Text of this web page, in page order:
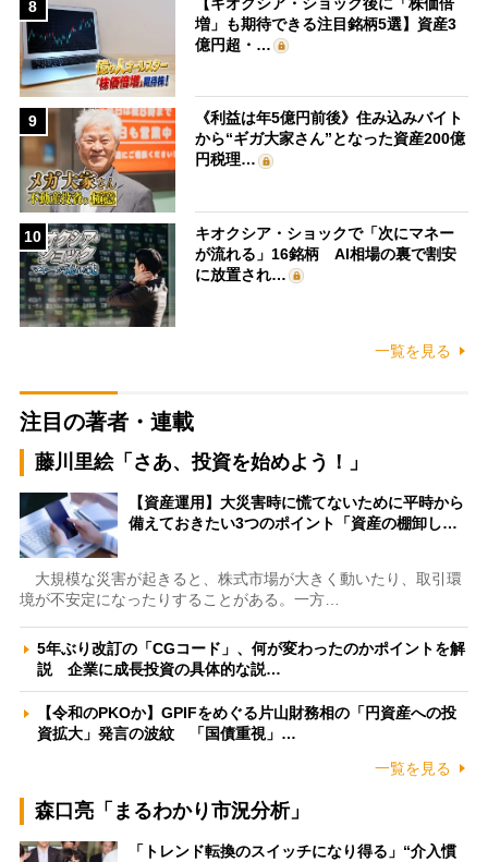
8
増」も期待できる注目銘柄5選】資産3
億円超・…
9
《利益は年5億円前後》住み込みバイト
から“ギガ大家さん”となった資産200億
円税理…
10
キオクシア・ショックで「次にマネー
が流れる」16銘柄 AI相場の裏で割安
に放置され…
一覧を見る
注目の著者・連載
藤川里絵「さあ、投資を始めよう！」
【資産運用】大災害時に慌てないために平時から
備えておきたい3つのポイント「資産の棚卸し…
大規模な災害が起きると、株式市場が大きく動いたり、取引環
境が不安定になったりすることがある。一方…
5年ぶり改訂の「CGコード」、何が変わったのかポイントを解
説 企業に成長投資の具体的な説…
【令和のPKOか】GPIFをめぐる片山財務相の「円資産への投
資拡大」発言の波紋 「国債重視」…
一覧を見る
森口亮「まるわかり市況分析」
「トレンド転換のスイッチになり得る」“介入慣